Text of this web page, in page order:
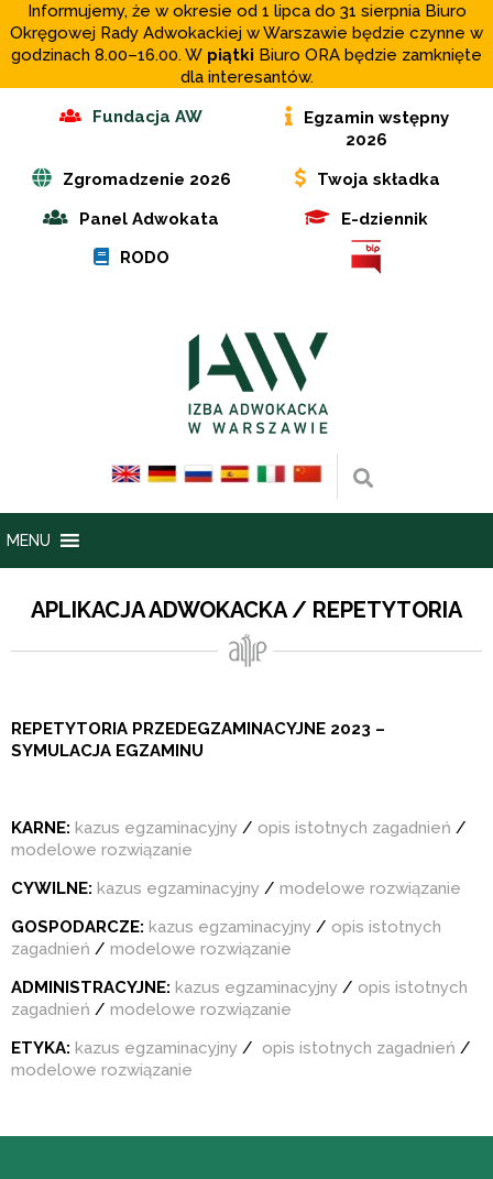
Informujemy, że w okresie od 1 lipca do 31 sierpnia Biuro
Okręgowej Rady Adwokackiej w Warszawie będzie czynne w
godzinach 8.00–16.00. W piątki Biuro ORA będzie zamknięte
dla interesantów.
Fundacja AW
Egzamin wstępny
2026
Zgromadzenie 2026
Twoja składka
Panel Adwokata
E-dziennik
RODO
Wyszukaj
MENU
APLIKACJA ADWOKACKA / REPETYTORIA
REPETYTORIA PRZEDEGZAMINACYJNE 2023 –
SYMULACJA EGZAMINU
KARNE: kazus egzaminacyjny / opis istotnych zagadnień /
modelowe rozwiązanie
CYWILNE: kazus egzaminacyjny / modelowe rozwiązanie
GOSPODARCZE: kazus egzaminacyjny / opis istotnych
zagadnień / modelowe rozwiązanie
ADMINISTRACYJNE: kazus egzaminacyjny / opis istotnych
zagadnień / modelowe rozwiązanie
ETYKA: kazus egzaminacyjny / opis istotnych zagadnień /
modelowe rozwiązanie